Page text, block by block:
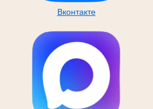
Вконтакте